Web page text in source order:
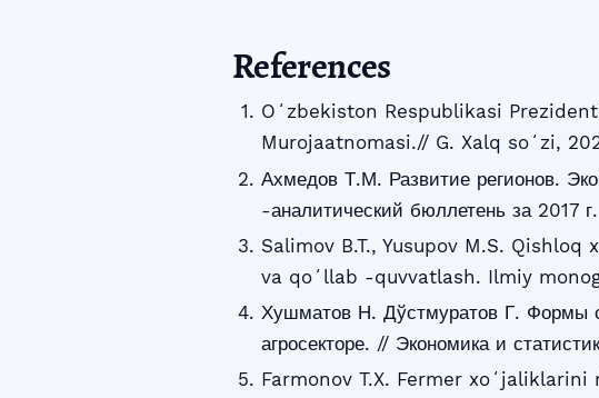
References
Oʻzbekiston Respublikasi
Murojaatnomasi.// G. Xalq soʻzi,
Ахмедов Т.М. Развитие регионов.
-аналитический бюллетень за 2017
Salimov B.T., Yusupov M.S.
va qoʻllab -quvvatlash. Ilmiy
Хушматов Н. Дўстмуратов Г. Формы
агросекторе. // Экономика и
Farmonov T.X. Fermer